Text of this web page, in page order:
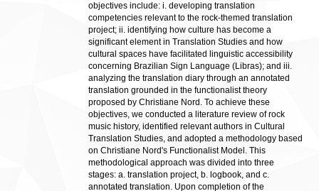
objectives include: i. developing translation
competencies relevant to the rock-themed translation
project; ii. identifying how culture has become a
significant element in Translation Studies and how
cultural spaces have facilitated linguistic accessibility
concerning Brazilian Sign Language (Libras); and iii.
analyzing the translation diary through an annotated
translation grounded in the functionalist theory
proposed by Christiane Nord. To achieve these
objectives, we conducted a literature review of rock
music history, identified relevant authors in Cultural
Translation Studies, and adopted a methodology based
on Christiane Nord's Functionalist Model. This
methodological approach was divided into three
stages: a. translation project, b. logbook, and c.
annotated translation. Upon completion of the